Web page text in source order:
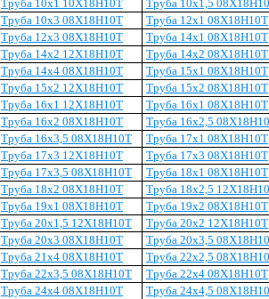
Труба 10х1 10Х18Н10Т
Труба 10х1,5
Труба 10х3 08Х18Н10Т
Труба 12х1 08Х18Н10Т
Труба 12х3 08Х18Н10Т
Труба 14х1 08Х18Н10Т
Труба 14х2 12Х18Н10Т
Труба 14х2 08Х18Н10Т
Труба 14х4 08Х18Н10Т
Труба 15х1 08Х18Н10Т
Труба 15х2 12Х18Н10Т
Труба 15х2 08Х18Н10Т
Труба 16х1 12Х18Н10Т
Труба 16х1 08Х18Н10Т
Труба 16х2 08Х18Н10Т
Труба 16х2,5
Труба 16х3,5 08Х18Н10Т
Труба 17х1 08Х18Н10Т
Труба 17х3 12Х18Н10Т
Труба 17х3 08Х18Н10Т
Труба 17х3,5 08Х18Н10Т
Труба 18х1 08Х18Н10Т
Труба 18х2 08Х18Н10Т
Труба 18х2,5
Труба 19х1 08Х18Н10Т
Труба 19х2 08Х18Н10Т
Труба 20х1,5 12Х18Н10Т
Труба 20х2 12Х18Н10Т
Труба 20х3 08Х18Н10Т
Труба 20х3,5
Труба 21х4 08Х18Н10Т
Труба 22х2,5
Труба 22х3,5 08Х18Н10Т
Труба 22х4 08Х18Н10Т
Труба 24х4 08Х18Н10Т
Труба 24х4,5